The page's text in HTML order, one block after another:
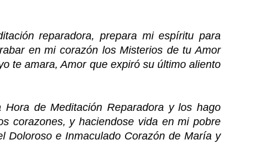
reparadora, prepara mi espíritu para
en mi corazón los Misterios de tu Amor
te amara, Amor que expiró su último aliento
de Meditación Reparadora y los hago
corazones, y haciendose vida en mi pobre
Doloroso e Inmaculado Corazón de María y